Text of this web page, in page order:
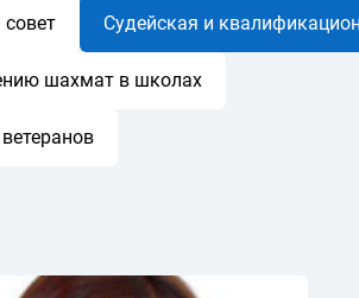
совет Судейская и
шахмат в школах